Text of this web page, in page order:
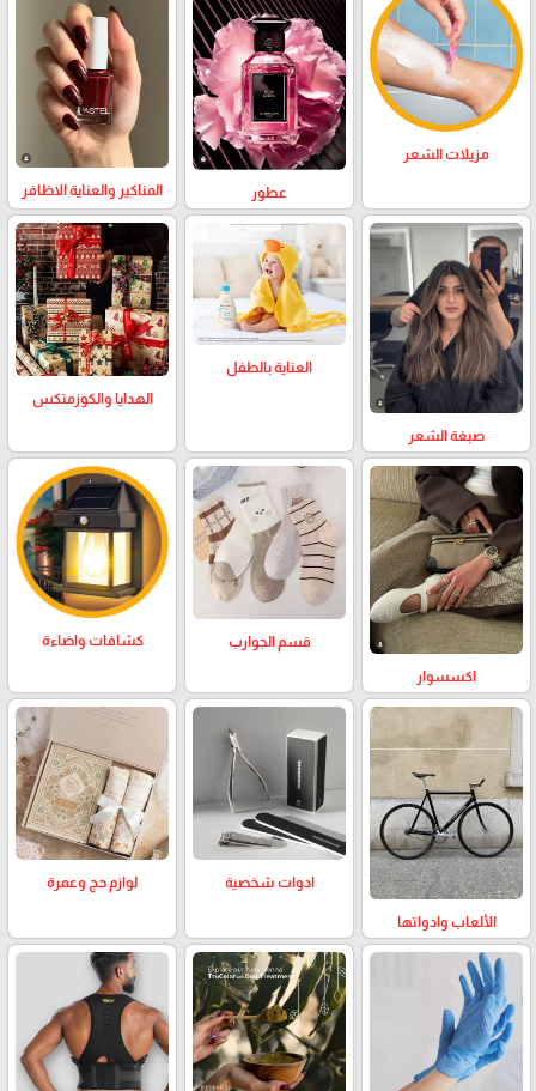
مزيلات الشعر
عطور المناكير والعناية الاظافر
صبغة الشعر
العناية بالطفل
الهدايا والكوزمتكس
اكسسوار
قسم الجوارب كشافات واضاءة
الألعاب وادواتها
ادوات شخصية لوازم حج وعمرة